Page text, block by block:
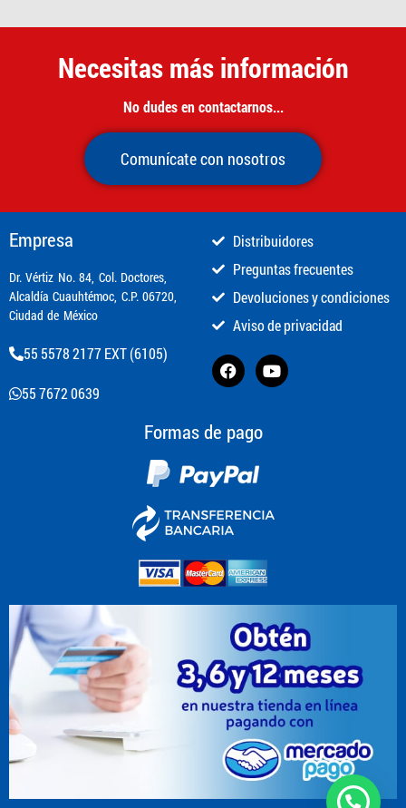
Necesitas más información
No dudes en contactarnos...
Comunícate con nosotros
Empresa
​Dr. Vértiz No. 84, Col. Doctores,
Alcaldía Cuauhtémoc, C.P. 06720,
Ciudad de México
55 5578 2177 EXT (6105)
55 7672 0639
Distribuidores
Preguntas frecuentes
Devoluciones y condiciones
Aviso de privacidad
Formas de pago